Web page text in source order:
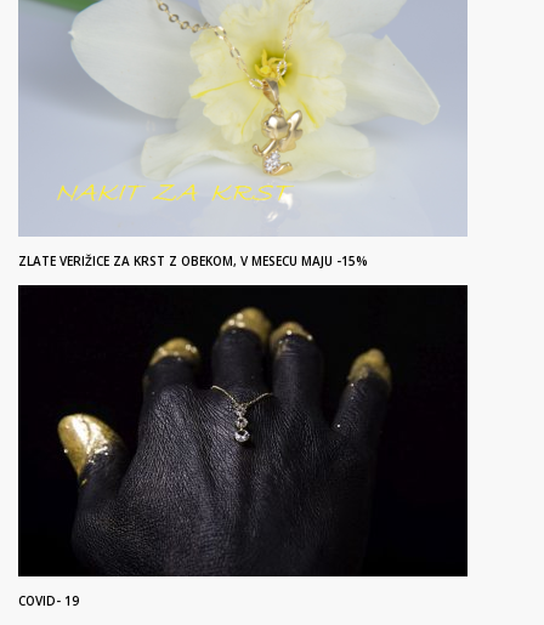
ZLATE VERIŽICE ZA KRST Z OBEKOM, V MESECU MAJU -15%
COVID- 19